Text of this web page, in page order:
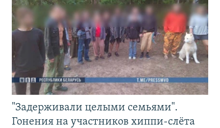
"Задерживали целыми семьями".
Гонения на участников хиппи-слёта